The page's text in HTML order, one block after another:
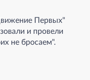
Первых"
и провели
не бросаем".